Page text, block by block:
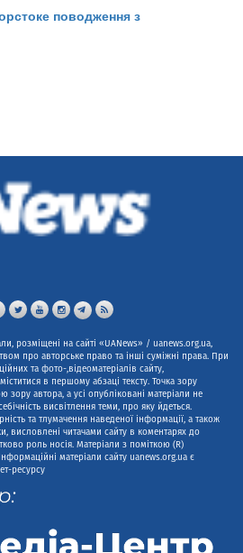
розміщені на сайті «UANews» / uanews.org.ua,
про авторське право та інші суміжні права. При
та фото-,відеоматеріалів сайту,
в першому абзаці тексту. Точка зору
зору автора, а усі опубліковані матеріали не
висвітлення теми, про яку йдеться.
та тлумачення наведеної інформації, а також
висловлені читачами сайту в коментарях до
роль носія. Матеріали з поміткою (R)
матеріали сайту uanews.org.ua є
ресурсу